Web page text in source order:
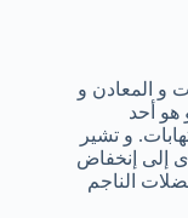
و المعادن و
هو أحد
و تشير
قد أدى إلى إنخفاض
الناجم